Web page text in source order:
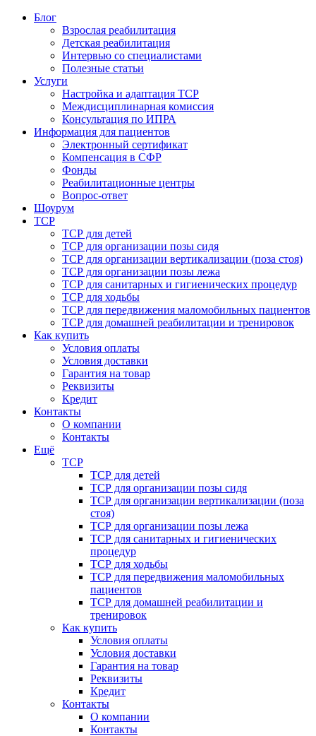
Блог
Взрослая реабилитация
Детская реабилитация
Интервью со специалистами
Полезные статьи
Услуги
Настройка и адаптация ТСР
Междисциплинарная комиссия
Консультация по ИПРА
Информация для пациентов
Электронный сертификат
Компенсация в СФР
Фонды
Реабилитационные центры
Вопрос-ответ
Шоурум
ТСР
ТСР для детей
ТСР для организации позы сидя
ТСР для организации вертикализации (поза стоя)
ТСР для организации позы лежа
ТСР для санитарных и гигиенических процедур
ТСР для ходьбы
ТСР для передвижения маломобильных пациентов
ТСР для домашней реабилитации и тренировок
Как купить
Условия оплаты
Условия доставки
Гарантия на товар
Реквизиты
Кредит
Контакты
О компании
Контакты
Ещё
ТСР
ТСР для детей
ТСР для организации позы сидя
ТСР для организации вертикализации (поза
стоя)
ТСР для организации позы лежа
ТСР для санитарных и гигиенических
процедур
ТСР для ходьбы
ТСР для передвижения маломобильных
пациентов
ТСР для домашней реабилитации и
тренировок
Как купить
Условия оплаты
Условия доставки
Гарантия на товар
Реквизиты
Кредит
Контакты
О компании
Контакты